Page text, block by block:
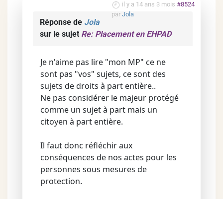
il y a 14 ans 3 mois #8524
par Jola
Réponse de Jola
sur le sujet Re: Placement en EHPAD
Je n'aime pas lire "mon MP" ce ne
sont pas "vos" sujets, ce sont des
sujets de droits à part entière..
Ne pas considérer le majeur protégé
comme un sujet à part mais un
citoyen à part entière.
Il faut donc réfléchir aux
conséquences de nos actes pour les
personnes sous mesures de
protection.